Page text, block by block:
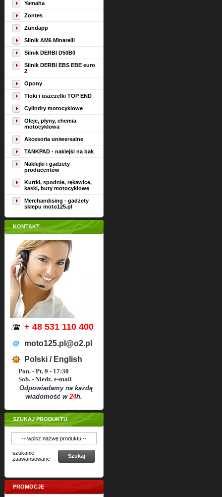
Yamaha
Zontes
Zündapp
Silnik AM6 Minarelli
Silnik DERBI D50B0
Silnik DERBI EBS EBE euro
2
Opony
Tłoki i uszczelki TOP END
Cylindry motocyklowe
Oleje, płyny, chemia
motocyklowa
Akcesoria uniwersalne
TANKPAD - naklejki na bak
Naklejki i gadżety
producentów
Kurtki, spodnie, rękawice,
kaski, buty motocyklowe
Merchandising - gadżety
sklepu moto125.pl
KONTAKT
+ 48 531 110 400
moto125.pl@o2.pl
Polski / English
Pon. - Pt. 9 - 17:30
Sob. - Niedz. e-mail
Odpowiadamy na każdą
wiadomość w24h.
SZUKAJ PRODUKTU
szukanie
zaawansowane
Szukaj
PROMOCJE